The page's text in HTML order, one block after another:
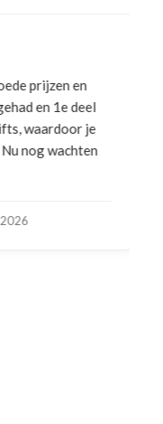
prijzen en
en 1e deel
waardoor je
nog wachten